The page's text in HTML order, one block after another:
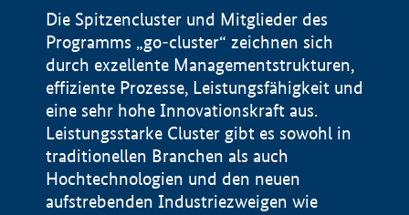
Die Spitzencluster und Mitglieder des
Programms „go-cluster“ zeichnen sich
durch exzellente Managementstrukturen,
effiziente Prozesse, Leistungsfähigkeit und
eine sehr hohe Innovationskraft aus.
Leistungsstarke Cluster gibt es sowohl in
traditionellen Branchen als auch
Hochtechnologien und den neuen
aufstrebenden Industriezweigen wie